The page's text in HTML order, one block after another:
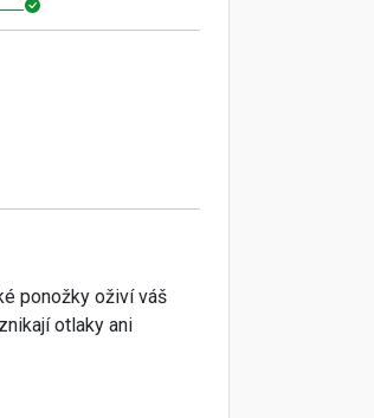
ponožky oživí váš
otlaky ani